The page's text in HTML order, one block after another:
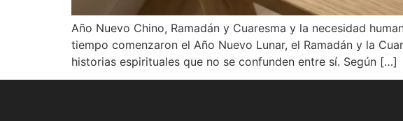
Año Nuevo Chino, Ramadán y Cuaresma y la necesidad
tiempo comenzaron el Año Nuevo Lunar, el Ramadán y la
historias espirituales que no se confunden entre sí. Según […]